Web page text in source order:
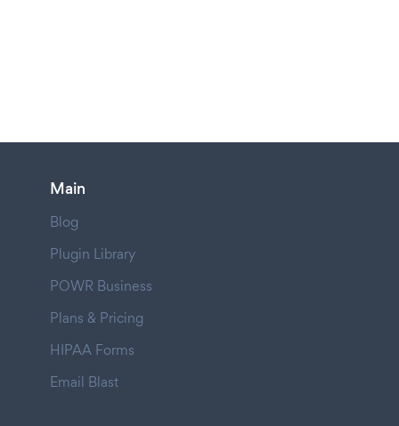
Main
Blog
Plugin Library
POWR Business
Plans & Pricing
HIPAA Forms
Email Blast